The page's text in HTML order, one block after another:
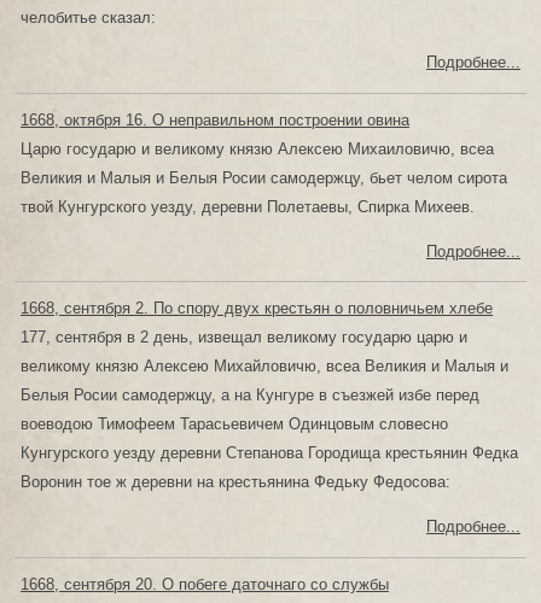
челобитье сказал:
Подробнее...
1668, октября 16. О неправильном построении овина
Царю государю и великому князю Алексею Михаиловичю, всеа
Великия и Малыя и Белыя Росии самодержцу, бьет челом сирота
твой Кунгурского уезду, деревни Полетаевы, Спирка Михеев.
Подробнее...
1668, сентября 2. По спору двух крестьян о половничьем хлебе
177, сентября в 2 день, извещал великому государю царю и
великому князю Алексею Михайловичю, всеа Великия и Малыя и
Белыя Росии самодержцу, а на Кунгуре в съезжей избе перед
воеводою Тимофеем Тарасьевичем Одинцовым словесно
Кунгурского уезду деревни Степанова Городища крестьянин Федка
Воронин тое ж деревни на крестьянина Федьку Федосова:
Подробнее...
1668, сентября 20. О побеге даточнаго со службы